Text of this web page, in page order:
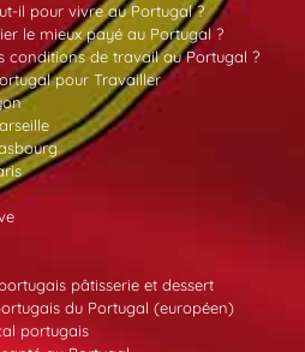
il pour vivre au Portugal ?
le mieux payé au Portugal ?
conditions de travail au Portugal ?
pour Travailler
pâtisserie et dessert
du Portugal (européen)
portugais